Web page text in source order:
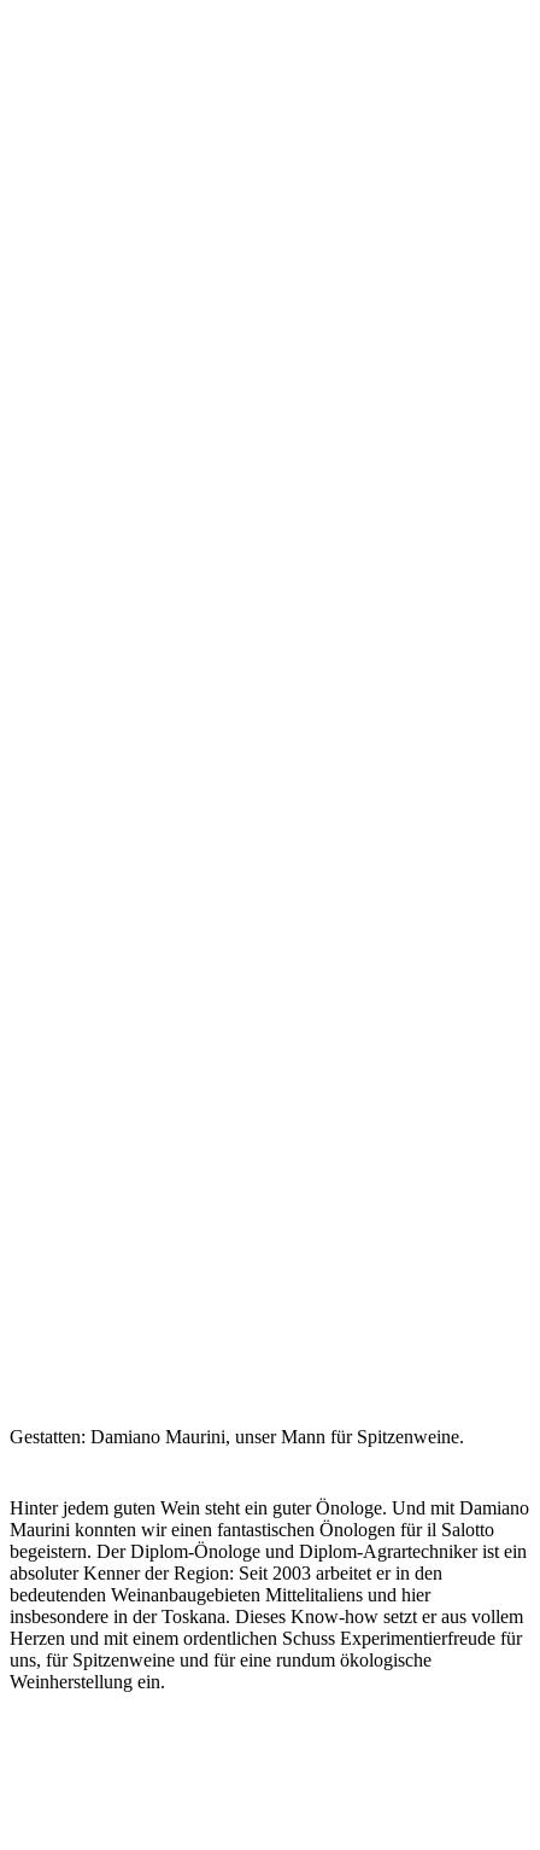
Gestatten: Damiano Maurini, unser Mann für Spitzenweine.
Hinter jedem guten Wein steht ein guter Önologe. Und mit Damiano
Maurini konnten wir einen fantastischen Önologen für il Salotto
begeistern. Der Diplom-Önologe und Diplom-Agrartechniker ist ein
absoluter Kenner der Region: Seit 2003 arbeitet er in den
bedeutenden Weinanbaugebieten Mittelitaliens und hier
insbesondere in der Toskana. Dieses Know-how setzt er aus vollem
Herzen und mit einem ordentlichen Schuss Experimentierfreude für
uns, für Spitzenweine und für eine rundum ökologische
Weinherstellung ein.